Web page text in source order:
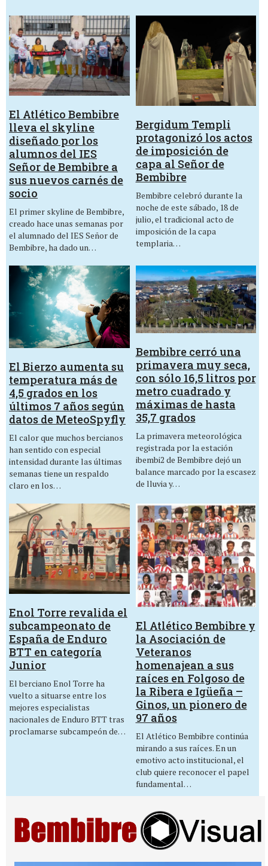
El Atlético Bembibre
lleva el skyline
diseñado por los
alumnos del IES
Señor de Bembibre a
sus nuevos carnés de
socio
El primer skyline de Bembibre,
creado hace unas semanas por
el alumnado del IES Señor de
Bembibre, ha dado un…
Bergidum Templi
protagonizó los actos
de imposición de
capa al Señor de
Bembibre
Bembibre celebró durante la
noche de este sábado, 18 de
julio, el tradicional acto de
imposición de la capa
templaria…
El Bierzo aumenta su
temperatura más de
4,5 grados en los
últimos 7 años según
datos de MeteoSpyfly
El calor que muchos bercianos
han sentido con especial
intensidad durante las últimas
semanas tiene un respaldo
claro en los…
Bembibre cerró una
primavera muy seca,
con sólo 16,5 litros por
metro cuadrado y
máximas de hasta
35,7 grados
La primavera meteorológica
registrada por la estación
ibembi2 de Bembibre dejó un
balance marcado por la escasez
de lluvia y…
Enol Torre revalida el
subcampeonato de
España de Enduro
BTT en categoría
Junior
El berciano Enol Torre ha
vuelto a situarse entre los
mejores especialistas
nacionales de Enduro BTT tras
proclamarse subcampeón de…
El Atlético Bembibre y
la Asociación de
Veteranos
homenajean a sus
raíces en Folgoso de
la Ribera e Igüeña –
Ginos, un pionero de
97 años
El Atlético Bembibre continúa
mirando a sus raíces. En un
emotivo acto institucional, el
club quiere reconocer el papel
fundamental…